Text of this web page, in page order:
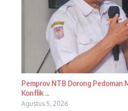
Pemprov NTB Dorong Pedoman
Konflik ...
Agustus 5, 2026